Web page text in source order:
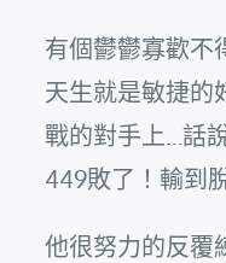
有個鬱鬱寡歡不
天生就是敏捷的
戰的對手上…話
449敗了！輸到
他很努力的反覆